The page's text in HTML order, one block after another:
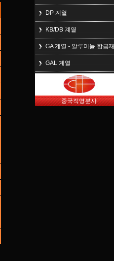
DP 계열
KB/DB 계열
GA 계열 - 알루미늄 합금재
GAL 계열
중국직영분사